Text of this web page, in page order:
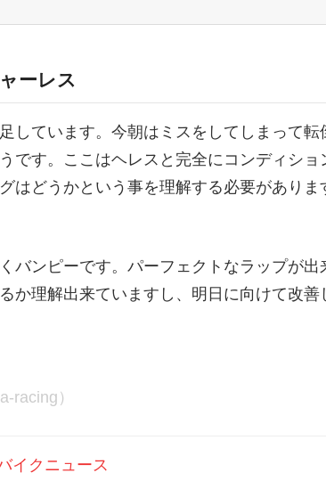
ーレス
しています。今朝はミスをしてしまって
です。ここはヘレスと完全にコンディシ
はどうかという事を理解する必要があり
バンピーです。パーフェクトなラップが
か理解出来ていますし、明日に向けて改善
racing）
イクニュース